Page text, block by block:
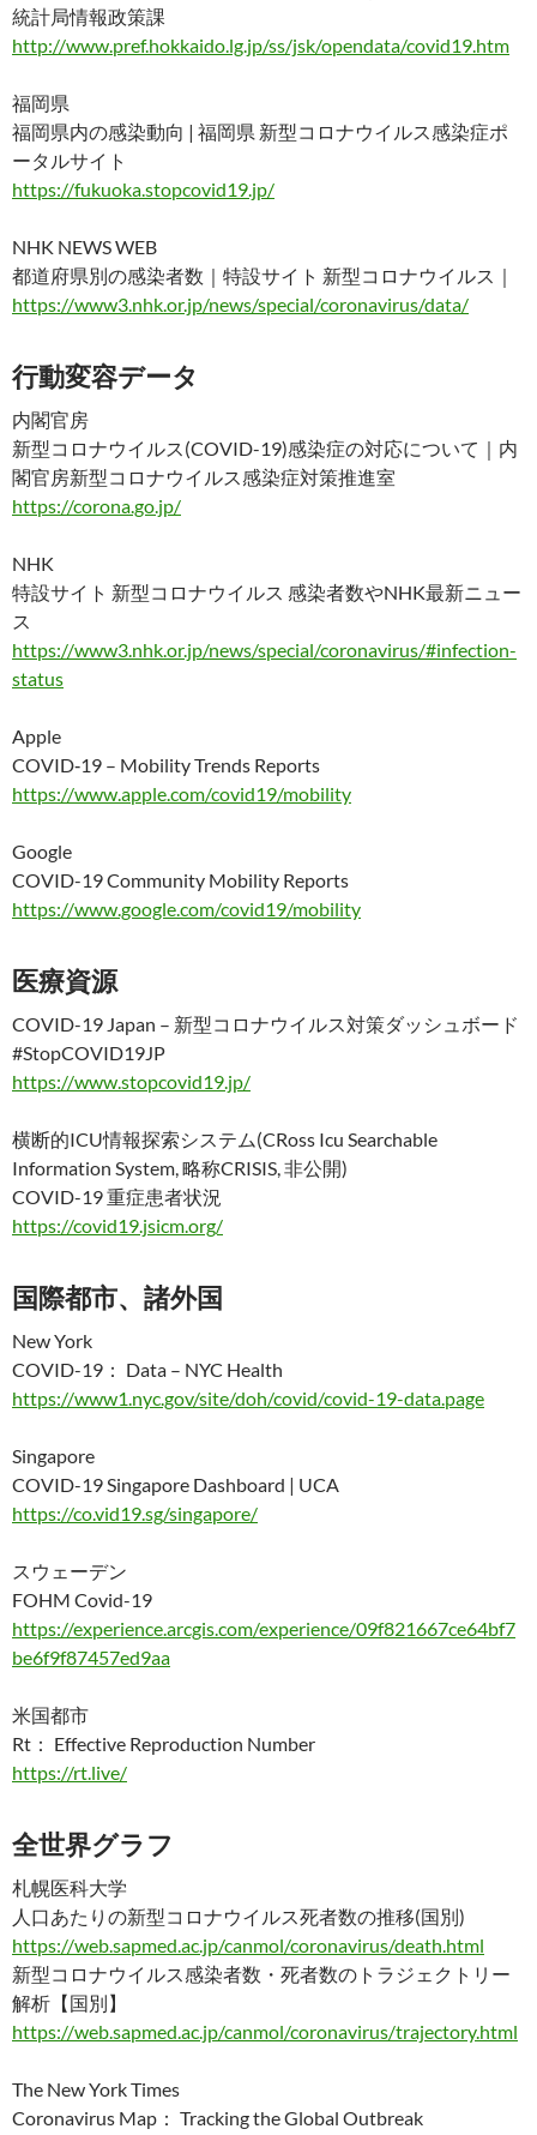
統計局情報政策課
http://www.pref.hokkaido.lg.jp/ss/jsk/opendata/covid19.htm
福岡県
福岡県内の感染動向 | 福岡県 新型コロナウイルス感染症ポ
ータルサイト
https://fukuoka.stopcovid19.jp/
NHK NEWS WEB
都道府県別の感染者数｜特設サイト 新型コロナウイルス｜
https://www3.nhk.or.jp/news/special/coronavirus/data/
行動変容データ
内閣官房
新型コロナウイルス(COVID-19)感染症の対応について｜内
閣官房新型コロナウイルス感染症対策推進室
https://corona.go.jp/
NHK
特設サイト 新型コロナウイルス 感染者数やNHK最新ニュー
ス
https://www3.nhk.or.jp/news/special/coronavirus/#infection-
status
Apple
COVID‑19 – Mobility Trends Reports
https://www.apple.com/covid19/mobility
Google
COVID-19 Community Mobility Reports
https://www.google.com/covid19/mobility
医療資源
COVID-19 Japan – 新型コロナウイルス対策ダッシュボード
#StopCOVID19JP
https://www.stopcovid19.jp/
横断的ICU情報探索システム(CRoss Icu Searchable
Information System, 略称CRISIS, 非公開)
COVID-19 重症患者状況
https://covid19.jsicm.org/
国際都市、諸外国
New York
COVID-19： Data – NYC Health
https://www1.nyc.gov/site/doh/covid/covid-19-data.page
Singapore
COVID-19 Singapore Dashboard | UCA
https://co.vid19.sg/singapore/
スウェーデン
FOHM Covid-19
https://experience.arcgis.com/experience/09f821667ce64bf7
be6f9f87457ed9aa
米国都市
Rt： Effective Reproduction Number
https://rt.live/
全世界グラフ
札幌医科大学
人口あたりの新型コロナウイルス死者数の推移(国別)
https://web.sapmed.ac.jp/canmol/coronavirus/death.html
新型コロナウイルス感染者数・死者数のトラジェクトリー
解析【国別】
https://web.sapmed.ac.jp/canmol/coronavirus/trajectory.html
The New York Times
Coronavirus Map： Tracking the Global Outbreak